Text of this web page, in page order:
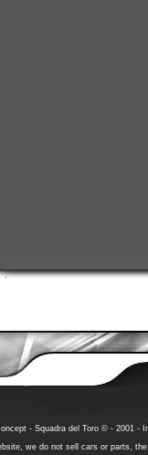
- Squadra del Toro © - 2001 -
we do not sell cars or parts,